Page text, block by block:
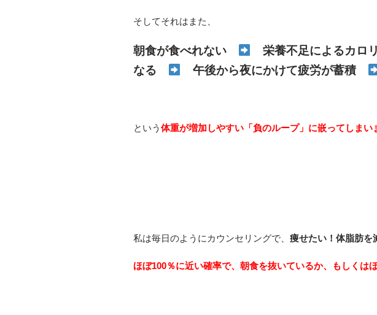
そしてそれはまた、
朝食が食べれない 栄養不足によるカロ
なる
午後から夜にかけて疲労が蓄積
という 体重が増加しやすい「負のループ」に嵌ってしまい
私は毎日のようにカウンセリングで、 痩せたい！体脂肪を
ほぼ100％に近い確率で、朝食を抜いているか、もしくは